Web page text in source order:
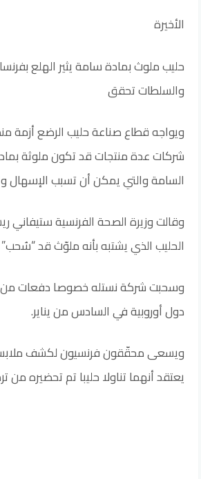
الأخيرة
حليب ملوث بمادة سامة يثير الهلع
والسلطات تحقق
ويواجه قطاع صناعة حليب الرضع أزمة
شركات عدة منتجات قد تكون ملوثة
السامة والتي يمكن أن تسبب الإسهال
وقالت وزيرة الصحة الفرنسية ستيفاني
الحليب الذي يشتبه بأنه ملوّث قد
وسحبت شركة نستله خصوصا دفعات
دول أوروبية في السادس من يناير.
ويسعى محقّقون فرنسيون لكشف
يعتقد أنهما تناولا حليبا تم تحضيره من